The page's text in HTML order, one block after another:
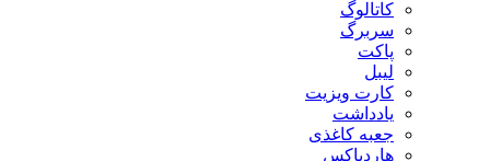
کاتالوگ
سربرگ
پاکت
لیبل
کارت ویزیت
یادداشت
جعبه کاغذی
هاردباکس